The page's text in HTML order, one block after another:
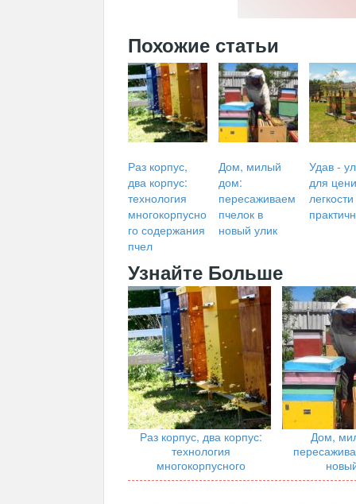
Похожие статьи
Раз корпус,
два корпус:
технология
многокорпусно
го содержания
пчел
Дом, милый
дом:
пересаживаем
пчелок в
новый улик
Удав -
для
Узнайте Больше
Раз корпус, два корпус:
технология
многокорпусного
содержания пчел
Дом,